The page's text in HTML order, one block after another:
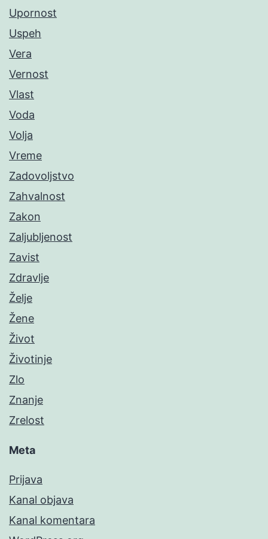
Upornost
Uspeh
Vera
Vernost
Vlast
Voda
Volja
Vreme
Zadovoljstvo
Zahvalnost
Zakon
Zaljubljenost
Zavist
Zdravlje
Želje
Žene
Život
Životinje
Zlo
Znanje
Zrelost
Meta
Prijava
Kanal objava
Kanal komentara